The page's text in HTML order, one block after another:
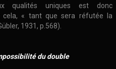
qualités uniques est donc
cela, « tant que sera réfutée la
1931, p.568).
du double